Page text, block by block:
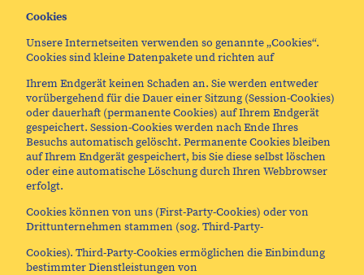
Cookies
Unsere Internetseiten verwenden so genannte „Cookies“.
Cookies sind kleine Datenpakete und richten auf
Ihrem Endgerät keinen Schaden an. Sie werden entweder
vorübergehend für die Dauer einer Sitzung (Session-Cookies)
oder dauerhaft (permanente Cookies) auf Ihrem Endgerät
gespeichert. Session-Cookies werden nach Ende Ihres
Besuchs automatisch gelöscht. Permanente Cookies bleiben
auf Ihrem Endgerät gespeichert, bis Sie diese selbst löschen
oder eine automatische Löschung durch Ihren Webbrowser
erfolgt.
Cookies können von uns (First-Party-Cookies) oder von
Drittunternehmen stammen (sog. Third-Party-
Cookies). Third-Party-Cookies ermöglichen die Einbindung
bestimmter Dienstleistungen von